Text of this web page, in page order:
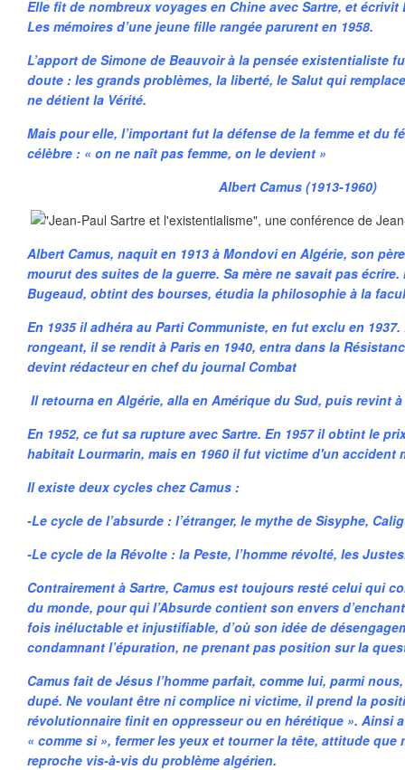
Elle fit de nombreux voyages en Chine avec Sartre, et écrivit
Les mémoires d’une jeune fille rangée parurent en 1958.
L’apport de Simone de Beauvoir à la pensée existentialiste
doute : les grands problèmes, la liberté, le Salut qui
ne détient la Vérité.
Mais pour elle, l’important fut la défense de la femme et du
célèbre : « on ne naît pas femme, on le devient »
Albert Camus (1913-1960)
Albert Camus, naquit en 1913 à Mondovi en Algérie, son
mourut des suites de la guerre. Sa mère ne savait pas
Bugeaud, obtint des bourses, étudia la philosophie à la
En 1935 il adhéra au Parti Communiste, en fut exclu en
rongeant, il se rendit à Paris en 1940, entra dans la
devint rédacteur en chef du journal Combat
Il retourna en Algérie, alla en Amérique du Sud, puis revint à
En 1952, ce fut sa rupture avec Sartre. En 1957 il obtint le
habitait Lourmarin, mais en 1960 il fut victime d'un accident
Il existe deux cycles chez Camus :
-Le cycle de l’absurde : l’étranger, le mythe de Sisyphe,
-Le cycle de la Révolte : la Peste, l’homme révolté, les
Contrairement à Sartre, Camus est toujours resté celui qui
du monde, pour qui l’Absurde contient son envers
fois inéluctable et injustifiable, d’où son idée de
condamnant l’épuration, ne prenant pas position sur la
Camus fait de Jésus l’homme parfait, comme lui, parmi
dupé. Ne voulant être ni complice ni victime, il prend la
révolutionnaire finit en oppresseur ou en hérétique ». Ainsi
« comme si », fermer les yeux et tourner la tête, attitude que
reproche vis-à-vis du problème algérien.